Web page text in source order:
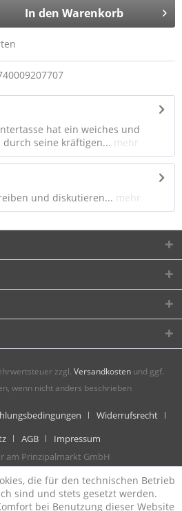
In den Warenkorb
hat ein weiches und
durch seine kräftigen... mehr
und diskutieren... mehr
zzgl. Versandkosten und ggf.
wenn nicht anders beschrieben
Widerrufsrecht
AGB
Impressum
am Prinzipalmarkt GmbH
die für den technischen Betrieb
sind und stets gesetzt werden.
bei Benutzung dieser Website